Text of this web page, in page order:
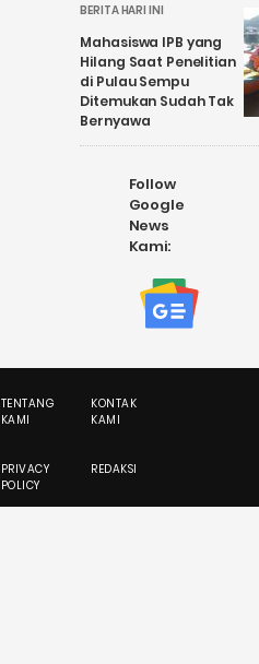
BERITA HARI INI
Mahasiswa IPB yang
Hilang Saat Penelitian
di Pulau Sempu
Ditemukan Sudah Tak
Bernyawa
Follow
Google
News
Kami:
TENTANG
KAMI
KONTAK
KAMI
PRIVACY
POLICY
REDAKSI